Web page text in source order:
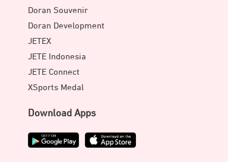
Doran Souvenir
Doran Development
JETEX
JETE Indonesia
JETE Connect
XSports Medal
Download Apps